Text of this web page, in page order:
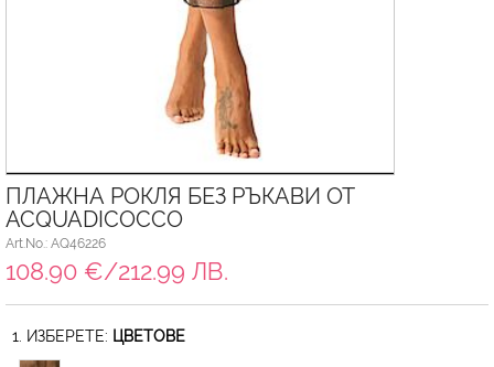
ПЛАЖНА РОКЛЯ БЕЗ РЪКАВИ ОТ
ACQUADICOCCO
Art.No.: AQ46226
108.90 €/212.99 ЛВ.
1. ИЗБЕРЕТЕ: ЦВЕТОВЕ